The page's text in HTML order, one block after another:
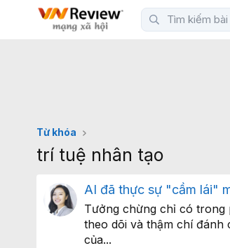
Từ khóa
trí tuệ nhân tạo
AI đã thực sự "cầm lái"
Tưởng chừng chỉ có trong
theo dõi và thậm chí đánh
của...